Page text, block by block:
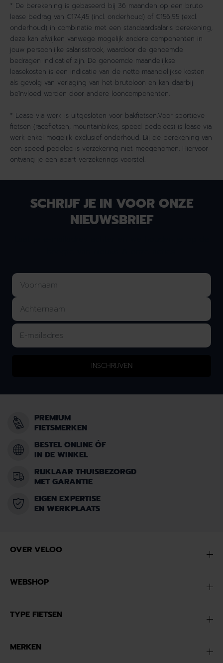
* De berekening is gebaseerd bij 36 maanden op een bruto
lease bedrag van €174,45 (incl. onderhoud) of €156,95 (excl.
onderhoud) in combinatie met een standaardsalaris berekening,
deze kan afwijken vanwege mogelijk andere componenten in
jouw persoonlijke salarisstrook, waardoor de genoemde
bedragen indicatief zijn. De genoemde maandelijkse
leasekosten is een indicatie van de netto maandelijkse kosten
als gevolg van verlaging van het brutoloon en kan daarbij
beïnvloed worden door andere looncomponenten.
* Lease via werk is uitgesloten voor bakfietsen.Voor sportieve
fietsen (racefietsen, mountainbikes, speed pedelecs) is lease via
werk enkel mogelijk exclusief onderhoud. Bij de berekening van
een speed pedelec is verzekering niet meegenomen. Hiervoor
ontvang je een apart verzekerings voorstel.
SCHRIJF JE IN VOOR ONZE
NIEUWSBRIEF
INSCHRIJVEN
PREMIUM
FIETSMERKEN
BESTEL ONLINE ÓF
IN DE WINKEL
RIJKLAAR THUISBEZORGD
MET GARANTIE
EIGEN EXPERTISE
EN WERKPLAATS
OVER VELOO
WEBSHOP
TYPE FIETSEN
MERKEN